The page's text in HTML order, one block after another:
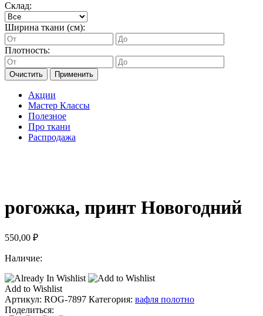
Склад:
Ширина ткани (см):
Плотность:
Очистить Применить
Акции
Мастер Классы
Полезное
Про ткани
Распродажа
рогожка, принт Новогодний
550,00 ₽
Наличие:
Add to Wishlist
Артикул: ROG-7897 Категория: вафля полотно
Поделиться: